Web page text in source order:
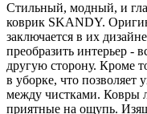
Cтильный, модный, и
коврик SKANDY.
заключается в их
преобразить интерьер -
другую сторону. Кроме
в уборке, что позволяет
между чистками. Ковры
приятные на ощупь.